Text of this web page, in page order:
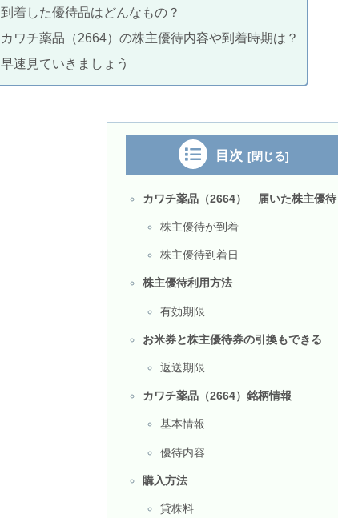
到着した優待品はどんなもの？
カワチ薬品（2664）の株主優待内容や到着時期は？
早速見ていきましょう
目次
カワチ薬品（2664） 届いた株主優待
株主優待が到着
株主優待到着日
株主優待利用方法
有効期限
お米券と株主優待券の引換もできる
返送期限
カワチ薬品（2664）銘柄情報
基本情報
優待内容
購入方法
貸株料